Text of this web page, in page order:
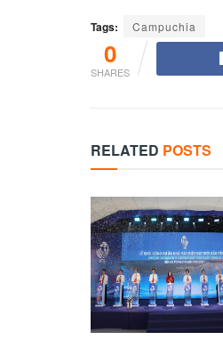
Tags: Campuchia
0
SHARES
RELATED POSTS